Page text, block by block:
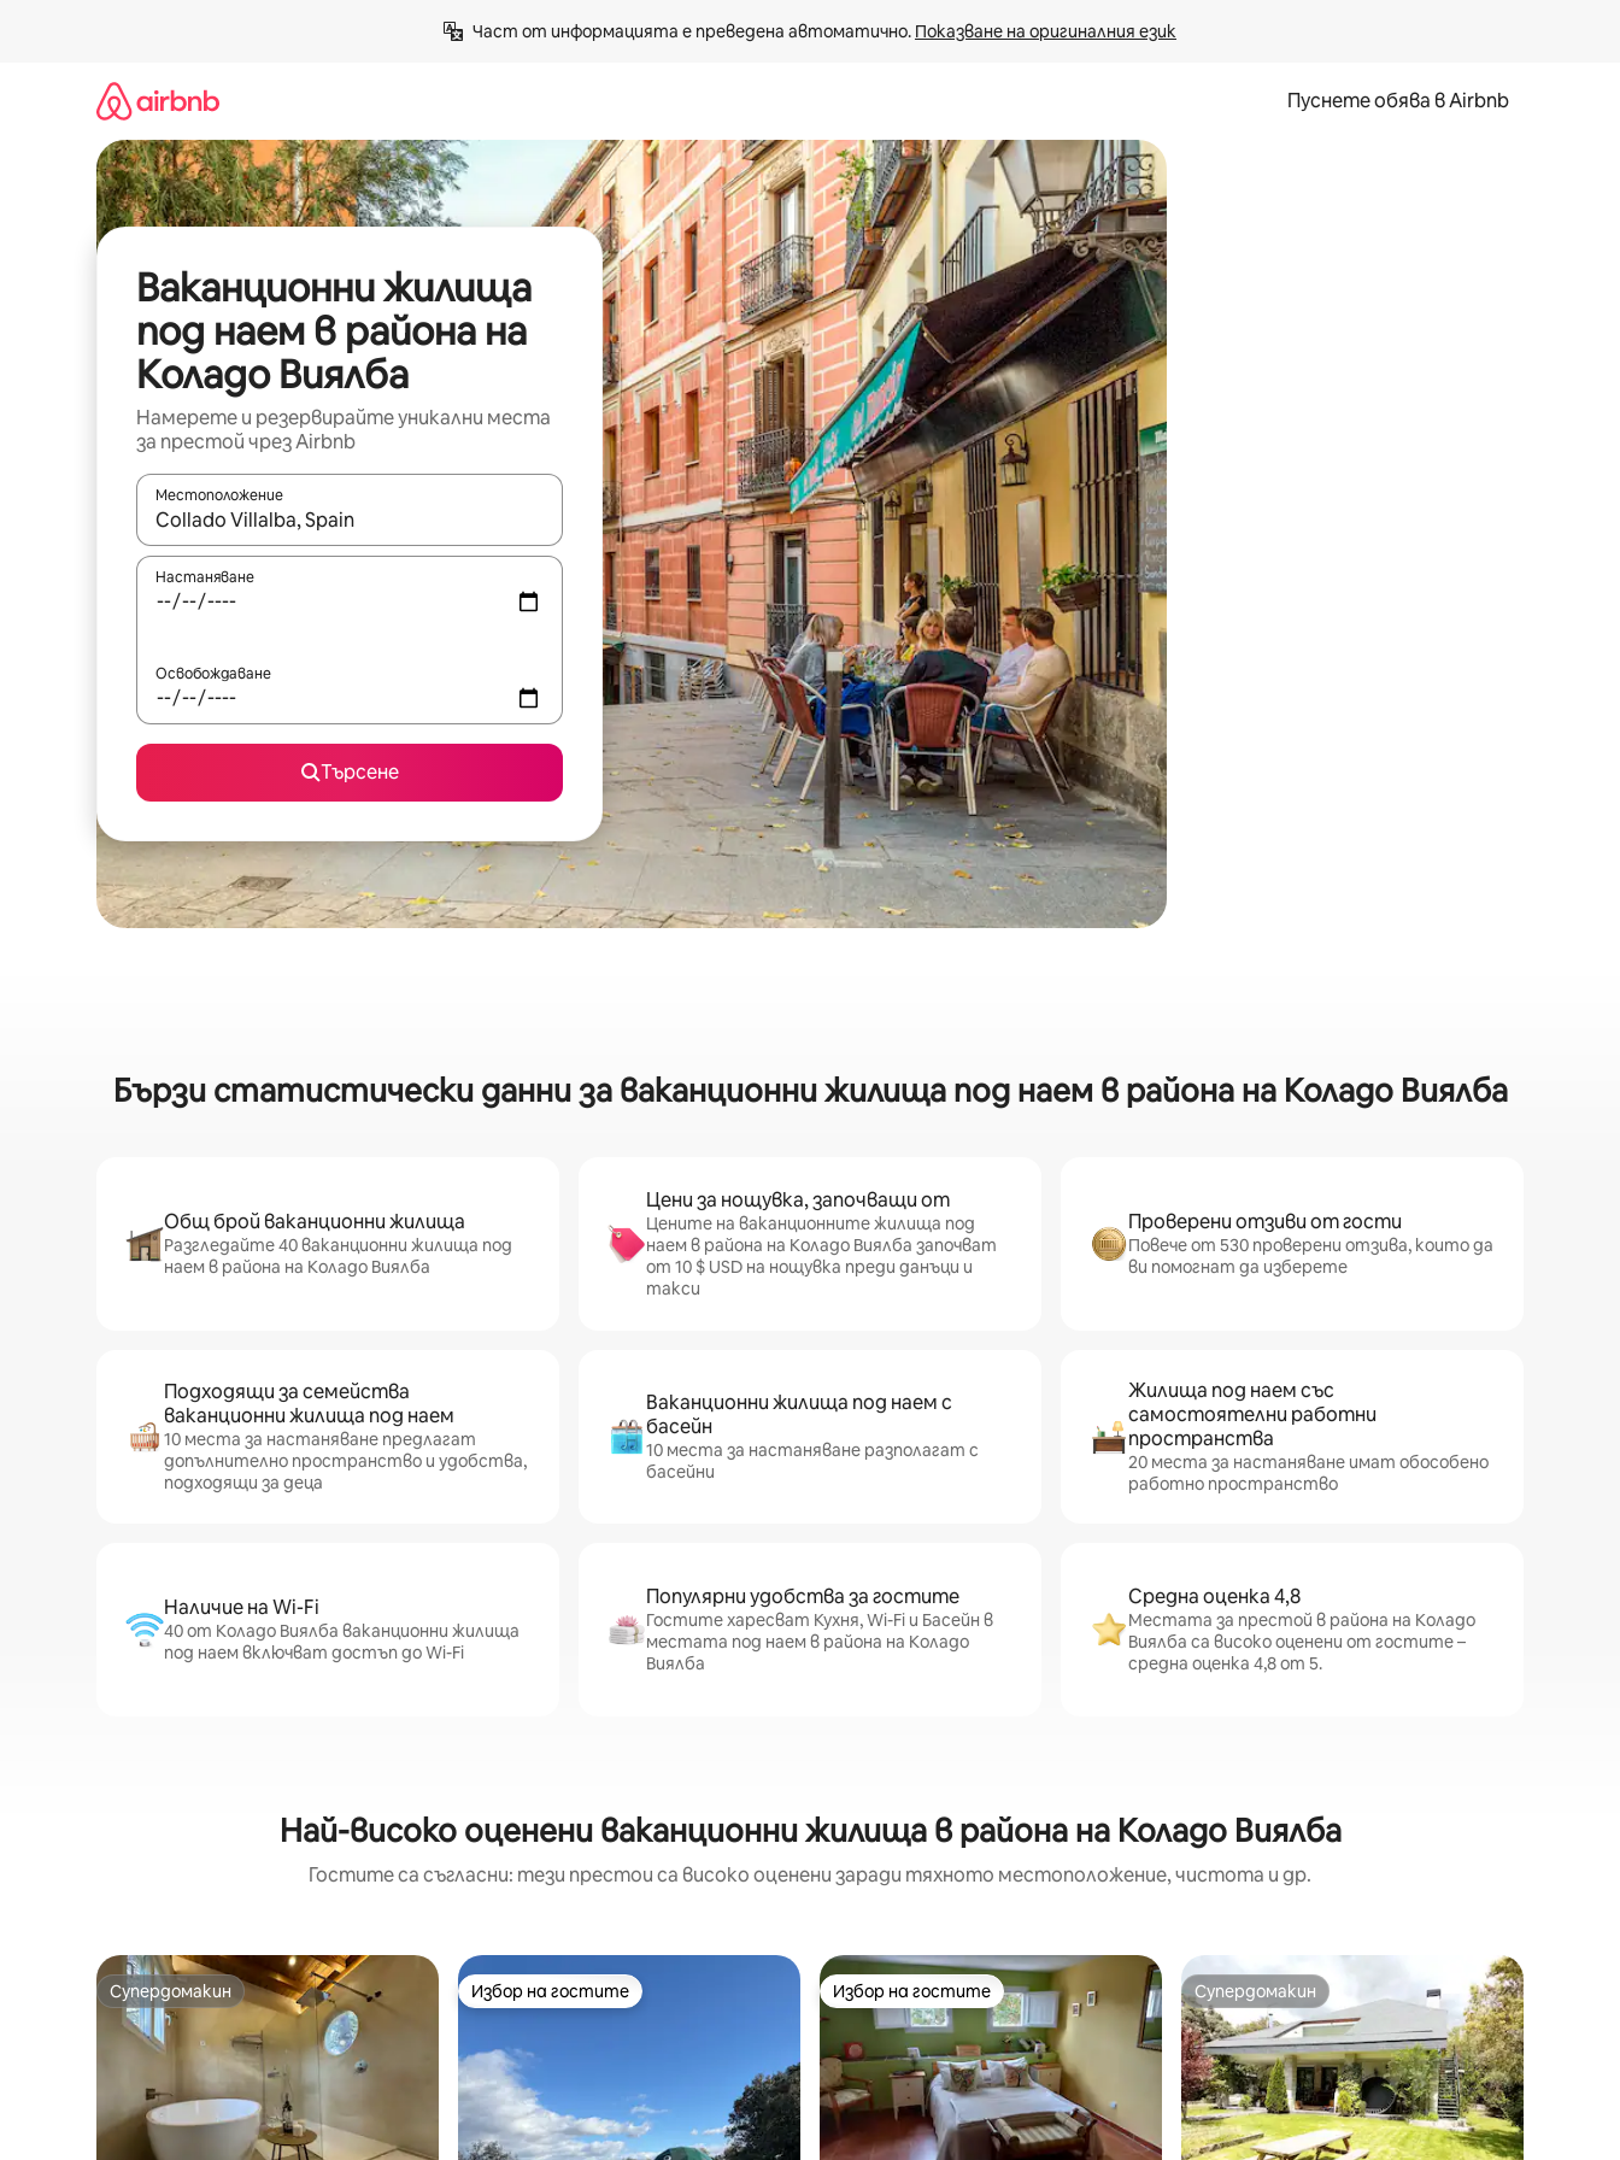
Част от информацията е преведена автоматично. Показване на оригиналния език
Пуснете обява в Airbnb
Ваканционни жилища
под наем в района на
Коладо Виялба
Намерете и резервирайте уникални места
за престой чрез Airbnb
Местоположение
Когато резултатите се покажат, използвайте клавишите със стрелки нагоре и надолу или навигирайте с докосване или плъзгане.
Настаняване
Освобождаване
Търсене
Бързи статистически данни за ваканционни жилища под наем в района на Коладо Виялба
Общ брой ваканционни жилища
Разгледайте 40 ваканционни жилища под
наем в района на Коладо Виялба
Цени за нощувка, започващи от
Цените на ваканционните жилища под
наем в района на Коладо Виялба започват
от 10 $ USD на нощувка преди данъци и
такси
Проверени отзиви от гости
Повече от 530 проверени отзива, които да
ви помогнат да изберете
Подходящи за семейства
ваканционни жилища под наем
10 места за настаняване предлагат
допълнително пространство и удобства,
подходящи за деца
Ваканционни жилища под наем с
басейн
10 места за настаняване разполагат с
басейни
Жилища под наем със
самостоятелни работни
пространства
20 места за настаняване имат обособено
работно пространство
Наличие на Wi-Fi
40 от Коладо Виялба ваканционни жилища
под наем включват достъп до Wi-Fi
Популярни удобства за гостите
Гостите харесват Кухня, Wi-Fi и Басейн в
местата под наем в района на Коладо
Виялба
Средна оценка 4,8
Местата за престой в района на Коладо
Виялба са високо оценени от гостите –
средна оценка 4,8 от 5.
Най-високо оценени ваканционни жилища в района на Коладо Виялба
Гостите са съгласни: тези престои са високо оценени заради тяхното местоположение, чистота и др.
Супердомакин
Супердомакин Избор на гостите
Избор на гостите Избор на гостите
Избор на гостите Супердомакин
Супердомакин